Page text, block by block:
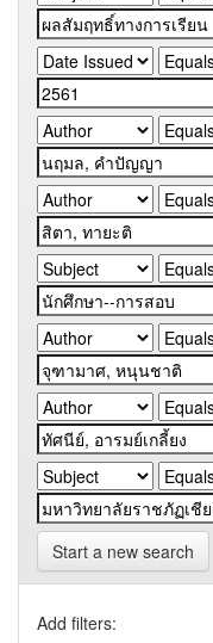
Start a new search
Add filters: